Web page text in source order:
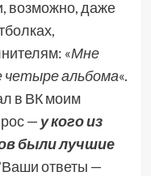
возможно, даже
«Мне
четыре альбома«.
в ВК моим
— у кого из
были лучшие
ответы —